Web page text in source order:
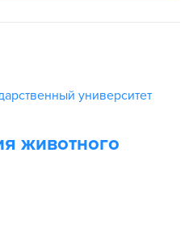
университет
животного